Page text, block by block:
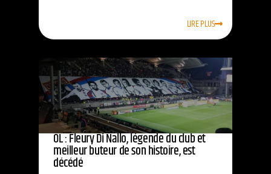
LIRE PLUS
OL : Fleury Di Nallo, légende du club et
meilleur buteur de son histoire, est
décédé